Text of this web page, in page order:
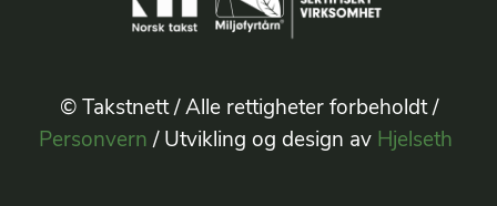
© Takstnett / Alle rettigheter forbeholdt /
Personvern / Utvikling og design av Hjelseth